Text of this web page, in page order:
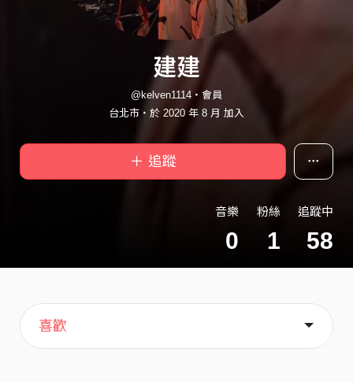
建建
@kelven1114・會員
台北市・於 2020 年 8 月 加入
＋ 追蹤
音樂
0
粉絲
1
追蹤中
58
主頁
歌單
喜歡
關於